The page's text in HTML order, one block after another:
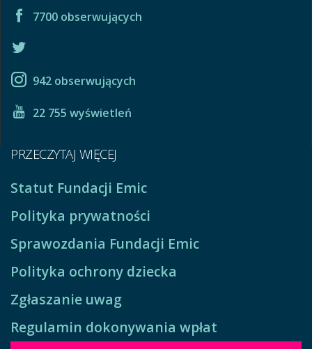
7700 obserwujących
942 obserwujących
22 755 wyświetleń
PRZECZYTAJ WIĘCEJ
Statut Fundacji Emic
Polityka prywatności
Sprawozdania Fundacji Emic
Polityka ochrony dziecka
Zgłaszanie uwag
Regulamin dokonywania wpłat